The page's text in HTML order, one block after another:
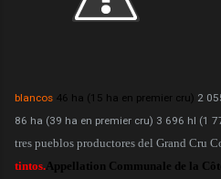
blancos 46 ha (15 ha en premier cru) 2
86 ha (39 ha en premier cru) 3 696 hl (1
tres pueblos productores del Grand Cru
tintos.Appellation Communale de la